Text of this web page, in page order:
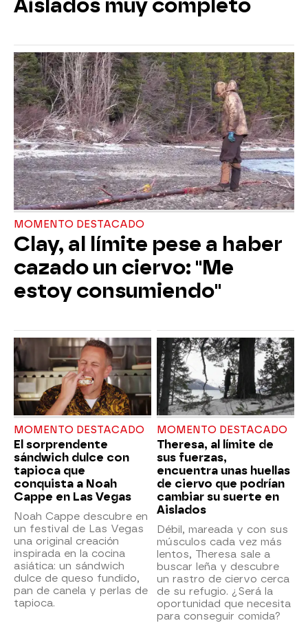
Aislados muy completo
MOMENTO DESTACADO
Clay, al límite pese a haber
cazado un ciervo: "Me
estoy consumiendo"
MOMENTO DESTACADO
El sorprendente
sándwich dulce con
tapioca que
conquista a Noah
Cappe en Las Vegas
Noah Cappe descubre en
un festival de Las Vegas
una original creación
inspirada en la cocina
asiática: un sándwich
dulce de queso fundido,
pan de canela y perlas de
tapioca.
MOMENTO DESTACADO
Theresa, al límite de
sus fuerzas,
encuentra unas huellas
de ciervo que podrían
cambiar su suerte en
Aislados
Débil, mareada y con sus
músculos cada vez más
lentos, Theresa sale a
buscar leña y descubre
un rastro de ciervo cerca
de su refugio. ¿Será la
oportunidad que necesita
para conseguir comida?